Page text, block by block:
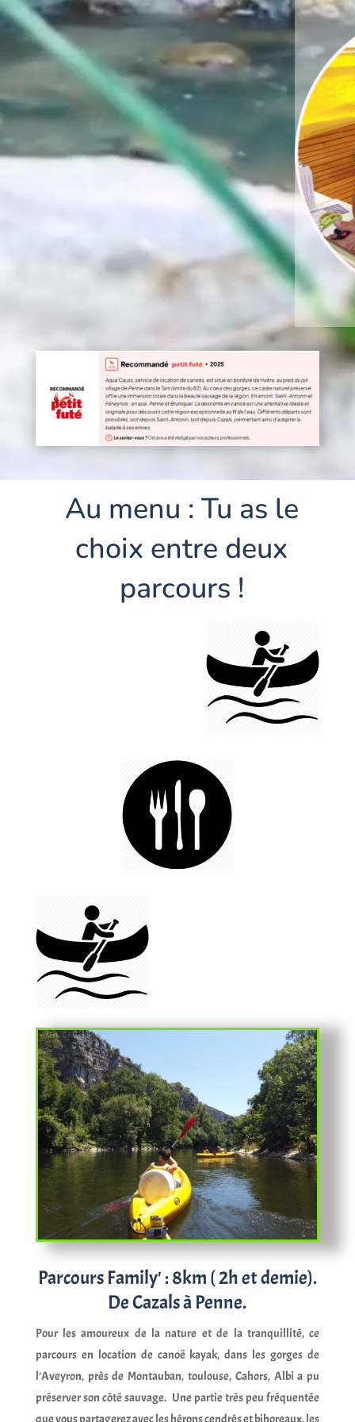
Au menu : Tu as le
choix entre deux
parcours !
Parcours Family' : 8km ( 2h et demie).
De Cazals à Penne.
Pour les amoureux de la nature et de la tranquillité, ce
parcours en location de canoë kayak, dans les gorges de
l’Aveyron, près de Montauban, toulouse, Cahors, Albi a pu
préserver son côté sauvage. Une partie très peu fréquentée
que vous partagerez avec les hérons cendrés et bihoreaux, les